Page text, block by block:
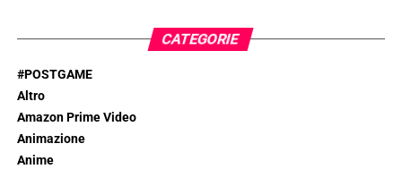
CATEGORIE
#POSTGAME
Altro
Amazon Prime Video
Animazione
Anime